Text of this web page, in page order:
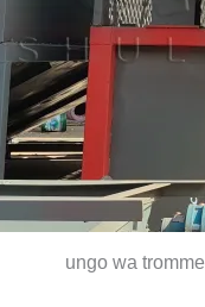
ungo wa trommel